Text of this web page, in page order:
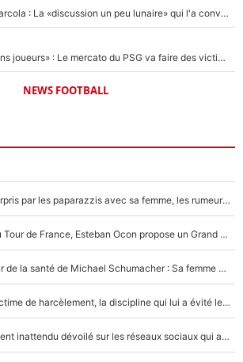
Transfert de Bradley Barcola : La «discussion un peu lunaire» qui l'a convaincu de quitter le PSG, son entourage est pointé du doigt
«Ça peut attirer des bons joueurs» : Le mercato du PSG va faire des victimes dans l'effectif de Luis Enrique ?
NEWS FOOTBALL
F1 : Charles Leclerc surpris par les paparazzis avec sa femme, les rumeurs étaient vraies !
Comme pour le final du Tour de France, Esteban Ocon propose un Grand Prix de Formule 1 à Paris : «Autour de l’Arc de Triomphe, ce serait génial» !
Nouvelle rumeur autour de la santé de Michael Schumacher : Sa femme Corinna sort du silence
F1 - Lewis Hamilton victime de harcèlement, la discipline qui lui a évité le pire : «J'aurais probablement mal tourné»
Lewis Hamilton : Le talent inattendu dévoilé sur les réseaux sociaux qui a impressionné Kim Kardashian pendant leurs vacances en amoureux !